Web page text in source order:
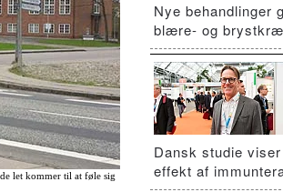
let kommer til at føle sig
Nye behandlinger
blære- og
Dansk studie
effekt af